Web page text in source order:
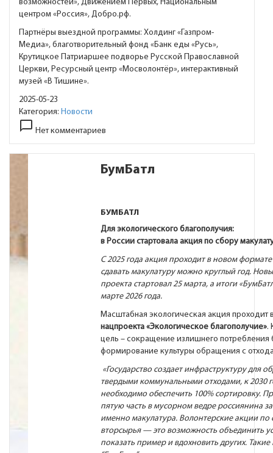
возможностей», Движением Первых, Национальным
центром «Россия», Добро.рф.
Партнёры выездной программы: Холдинг «Газпром-
Медиа», благотворительный фонд «Банк еды «Русь»,
Крутицкое Патриаршее подворье Русской Православной
Церкви, Ресурсный центр «Мосволонтёр», интерактивный
музей «В Тишине».
2025-05-23
Категория: Новости
chat_bubble_outline Нет комментариев
БумБатл
БУМБАТЛ
Для экологического благополучия:
в России стартовала акция по сбору
С 2025 года акция проходит в новом формате
сдавать макулатуру можно круглый год.
проекта стартовал 25 марта, а итоги
марте 2026 года.
Масштабная экологическая акция проходит
нацпроекта «Экологическое благополучие».
цель – сокращение излишнего потребления
формирование культуры обращения с
«Государство создает инфраструктуру для
твердыми коммунальными отходами, к 2030
необходимо обеспечить 100% сортировку.
пятую часть в мусорном ведре россиянина
именно макулатура. Волонтерские акции по
вторсырья — это возможность объединить
показать пример и вдохновить других. Такие